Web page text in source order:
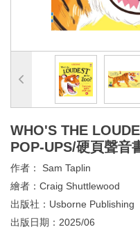
WHO'S THE
POP-UPS/硬頁聲音
作者： Sam Taplin
繪者： Craig Shuttlewood
出版社： Usborne Publishing
出版日期： 2025/06